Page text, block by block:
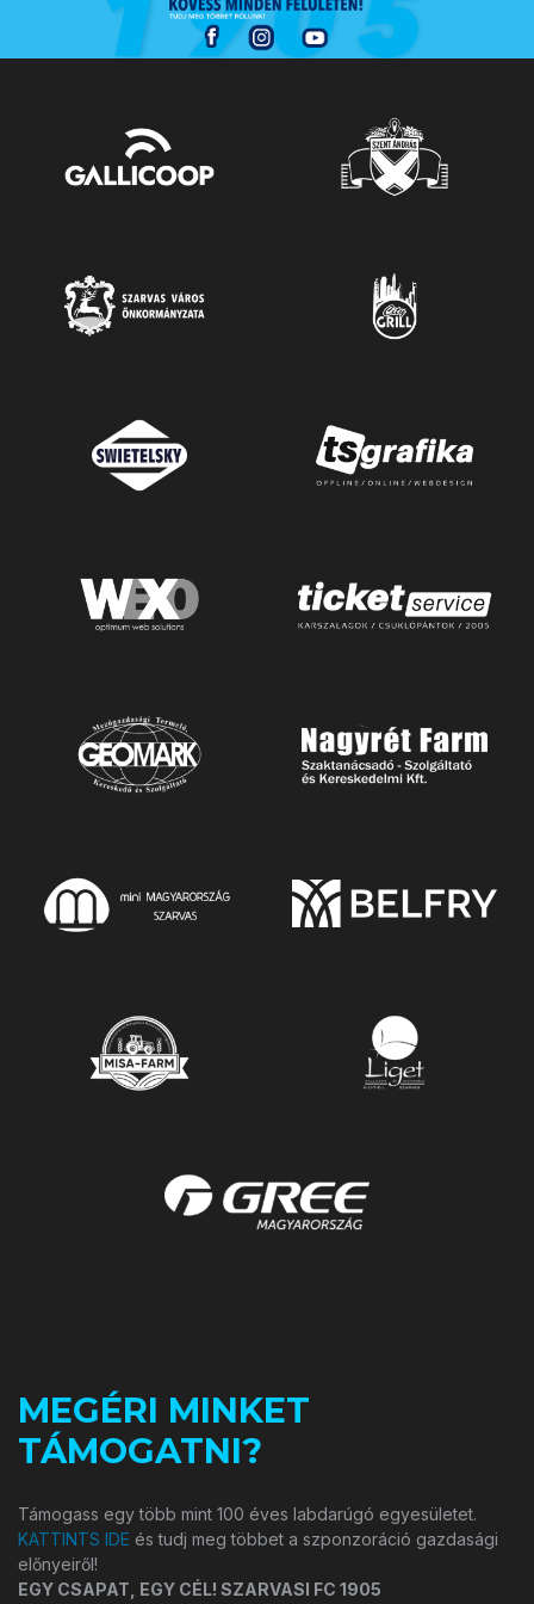
MEGÉRI MINKET
TÁMOGATNI?
Támogass egy több mint 100 éves labdarúgó egyesületet.
KATTINTS IDE és tudj meg többet a szponzoráció gazdasági
előnyeiről!
EGY CSAPAT, EGY CÉL! SZARVASI FC 1905